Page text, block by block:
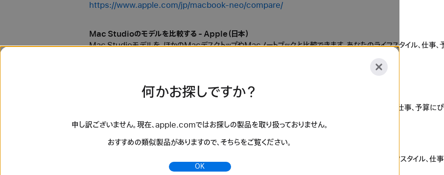
https://www.apple.com/jp/macbook-neo/compare/
Mac Studioのモデルを比較する - Apple（日本）
Mac Studioモデルを、ほかのMacデスクトップやMacノートブックと比較できます。あなたのライフスタイル、仕事
iMacのモデルを比較する - Apple（日本）
iMacモデルを、ほかのMacデスクトップやMacノートブックと比較できます。あなたのライフスタイル、仕事、予算に
https://www.apple.com/jp/imac/compare/
MacBook Proのモデルを比較する - Apple（日本）
MacBook Proモデルを、ほかのMacノートブックやMacデスクトップと比較できます。あなたのライフスタイル、仕
何かお探しですか？
申し訳ございません。現在、apple.comではお探しの製品を取り扱っておりません。
おすすめの類似製品がありますので、そちらをご覧ください。
OK